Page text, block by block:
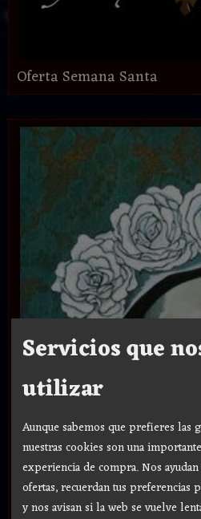
Oferta Semana Santa
Servicios que
utilizar
Aunque sabemos que prefieres las
nuestras cookies son una
experiencia de compra. Nos ayudan
ofertas, recuerdan tus preferencias
y nos avisan si la web se vuelve